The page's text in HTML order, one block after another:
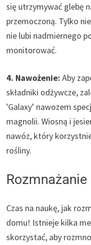
się utrzymywać glebę
przemoczoną. Tylko
nie lubi nadmiernego
monitorować.
4. Nawożenie: Aby
składniki odżywcze,
'Galaxy’ nawozem
magnolii. Wiosną i
nawóz, który
rośliny.
Rozmnażanie
Czas na naukę, jak
domu! Istnieje kilka
skorzystać, aby